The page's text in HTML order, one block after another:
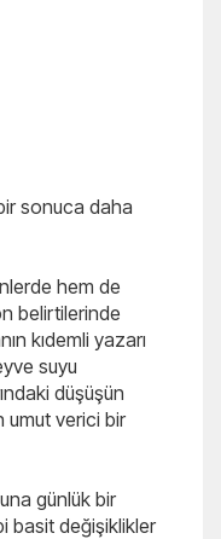
sonuca daha
hem de
belirtilerinde
kıdemli yazarı
suyu
düşüşün
umut verici bir
günlük bir
basit değişiklikler